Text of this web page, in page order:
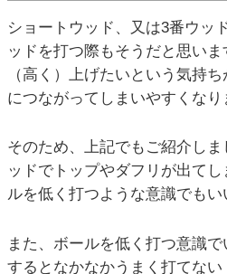
ショートウッド、又は3番ウッ
ッドを打つ際もそうだと思い
（高く）上げたいという気持
につながってしまいやすくなり
そのため、上記でもご紹介し
ッドでトップやダフリが出て
ルを低く打つような意識でもい
また、ボールを低く打つ意識
するとなかなかうまく打てな